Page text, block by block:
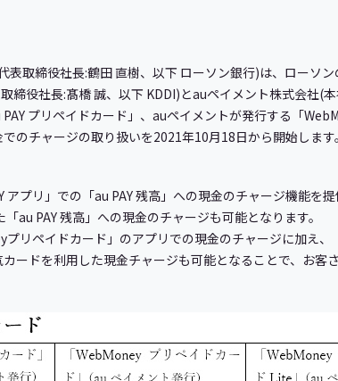
取締役社長:鶴田 直樹、以下 ローソン銀行)は、ローソ
締役社長:髙橋 誠、以下 KDDI)とauペイメント株式会社(
プリペイドカード」、auペイメントが発行する「
のチャージの取り扱いを2021年10月18日から開始します。
アプリ」での「au PAY 残高」への現金のチャージ機能を
au PAY 残高」への現金のチャージも可能となります。
リペイドカード」のアプリでの現金のチャージに加え、
ードを利用した現金チャージも可能となることで、お客